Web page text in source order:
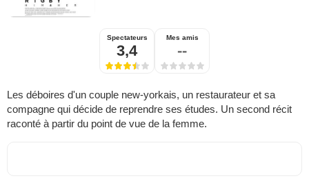
Spectateurs
3,4
Mes amis
--
Les déboires d'un couple new-yorkais, un restaurateur et sa
compagne qui décide de reprendre ses études. Un second récit
raconté à partir du point de vue de la femme.